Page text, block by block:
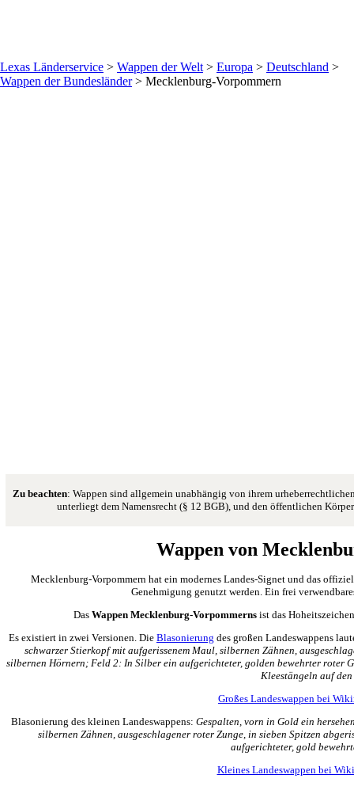
Lexas Länderservice > Wappen der Welt > Europa > Deutschland >
Wappen der Bundesländer> Mecklenburg-Vorpommern
Zu beachten: Wappen sind allgemein unabhängig von ihrem
unterliegt dem Namensrecht (§ 12 BGB), und den öffentlichen
Wappen von
Mecklenburg-Vorpommern hat ein modernes Landes-Signet und das
Genehmigung genutzt werden. Ein frei
Das Wappen Mecklenburg-Vorpommernsist das
Es existiert in zwei Versionen. Die Blasonierung des großen Landeswappens
schwarzer Stierkopf mit aufgerissenem Maul, silbernen Zähnen,
silbernen Hörnern; Feld 2: In Silber ein aufgerichteter, golden bewehrter roter
Kleestängeln auf den
Großes Landeswappen bei
Blasonierung des kleinen Landeswappens: Gespalten, vorn in Gold ein
silbernen Zähnen, ausgeschlagener roter Zunge, in sieben Spitzen
aufgerichteter, gold
Kleines Landeswappen bei